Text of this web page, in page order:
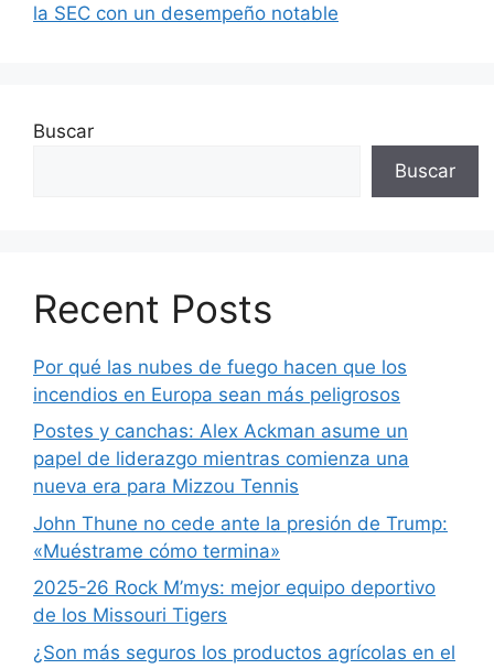
la SEC con un desempeño notable
Buscar
Buscar
Recent Posts
Por qué las nubes de fuego hacen que los
incendios en Europa sean más peligrosos
Postes y canchas: Alex Ackman asume un
papel de liderazgo mientras comienza una
nueva era para Mizzou Tennis
John Thune no cede ante la presión de Trump:
«Muéstrame cómo termina»
2025-26 Rock M’mys: mejor equipo deportivo
de los Missouri Tigers
¿Son más seguros los productos agrícolas en el